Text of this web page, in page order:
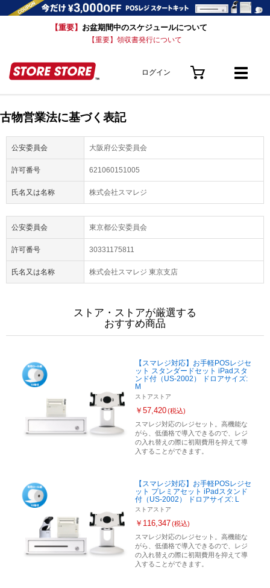
【重要】 お盆期間中のスケジュールについて
【重要】領収書発行について
ログイン
古物営業法に基づく表記
公安委員会 大阪府公安委員会
許可番号 621060151005
氏名又は名称 株式会社スマレジ
公安委員会 東京都公安委員会
許可番号 30331175811
氏名又は名称 株式会社スマレジ 東京支店
ストア・ストアが厳選する
おすすめ商品
【スマレジ対応】お手軽POSレジセ
ット スタンダードセット iPadスタ
ンド付（US-2002） ドロアサイズ:
M
ストアストア
￥57,420(税込)
スマレジ対応のレジセット。高機能な
がら、低価格で導入できるので、レジ
の入れ替えの際に初期費用を抑えて導
入することができます。
【スマレジ対応】お手軽POSレジセ
ット プレミアセット iPadスタンド
付（US-2002） ドロアサイズ: L
ストアストア
￥116,347(税込)
スマレジ対応のレジセット。高機能な
がら、低価格で導入できるので、レジ
の入れ替えの際に初期費用を抑えて導
入することができます。